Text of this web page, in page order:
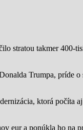
stratou takmer 400-
Trumpa, príde o
ktorá počíta
eur a ponúkla ho na